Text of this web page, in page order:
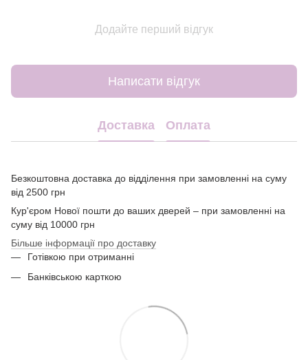
Додайте перший відгук
Написати відгук
Доставка Оплата
Безкоштовна доставка до відділення при замовленні на суму
від 2500 грн
Кур'єром Нової пошти до ваших дверей – при замовленні на
суму від 10000 грн
Більше інформації про доставку
Готівкою при отриманні
Банківською карткою